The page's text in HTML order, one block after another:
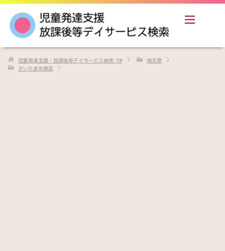
児童発達支援・放課後等デイサービス検索 TOP
埼玉県
さいたま市緑区